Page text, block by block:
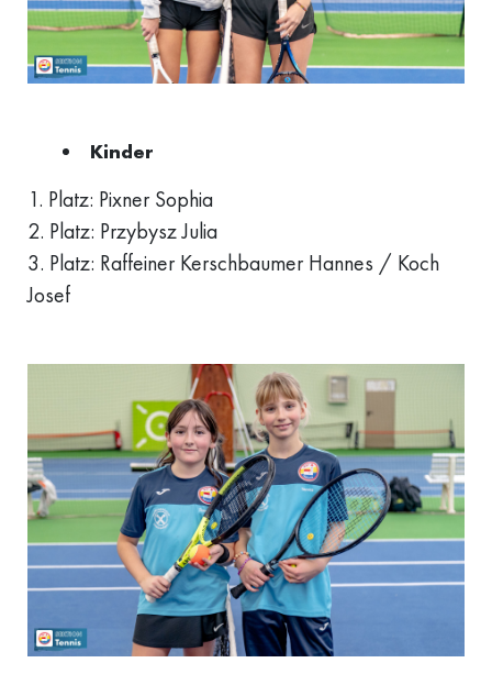
Kinder
1. Platz: Pixner Sophia
2. Platz: Przybysz Julia
3. Platz: Raffeiner Kerschbaumer Hannes / Koch
Josef